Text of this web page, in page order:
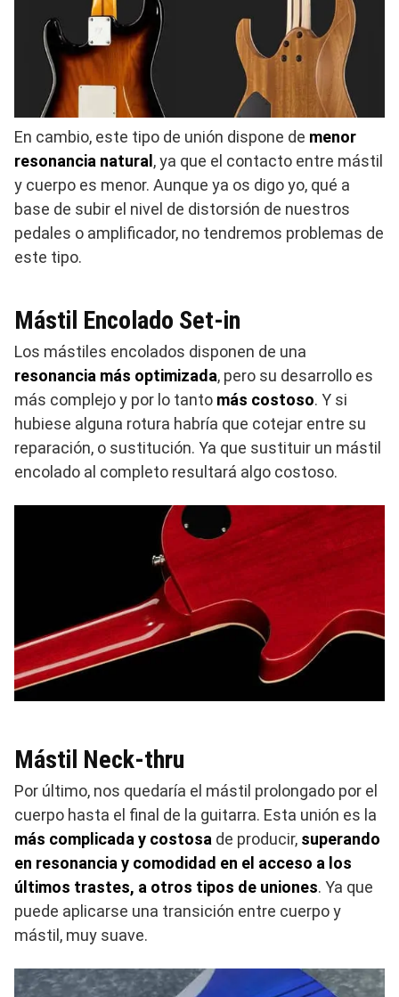
En cambio, este tipo de unión dispone de menor
resonancia natural , ya que el contacto entre mástil
y cuerpo es menor. Aunque ya os digo yo, qué a
base de subir el nivel de distorsión de nuestros
pedales o amplificador, no tendremos problemas de
este tipo.
Mástil Encolado Set-in
Los mástiles encolados disponen de una
resonancia más optimizada, pero su desarrollo es
más complejo y por lo tanto más costoso. Y si
hubiese alguna rotura habría que cotejar entre su
reparación, o sustitución. Ya que sustituir un mástil
encolado al completo resultará algo costoso.
Mástil Neck-thru
Por último, nos quedaría el mástil prolongado por el
cuerpo hasta el final de la guitarra. Esta unión es la
más complicada y costosa de producir, superando
en resonancia y comodidad en el acceso a los
últimos trastes, a otros tipos de uniones. Ya que
puede aplicarse una transición entre cuerpo y
mástil, muy suave.